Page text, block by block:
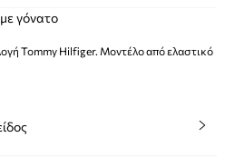
γόνατο
Tommy Hilfiger. Μοντέλο από ελαστικό